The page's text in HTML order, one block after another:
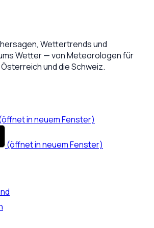
Wettertrends und
Wetter — von Meteorologen für
und die Schweiz.
in neuem Fenster)
(öffnet in neuem Fenster)